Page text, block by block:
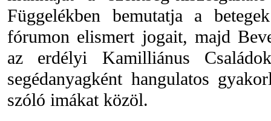
Függelékben bemutatja a
fórumon elismert jogait, majd
az erdélyi Kamilliánus
segédanyagként hangulatos
szóló imákat közöl.